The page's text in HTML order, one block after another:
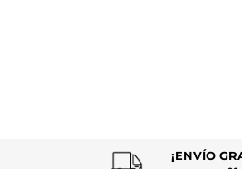
¡ENVÍO